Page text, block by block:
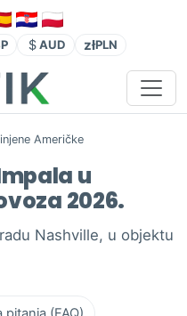
AUD złPLN
Američke
u
2026.
Nashville, u objektu